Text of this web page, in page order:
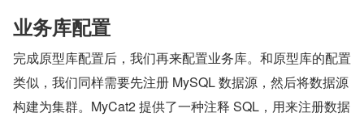
业务库配置
完成原型库配置后，我们再来配置业务库。和原型库的配置
类似，我们同样需要先注册 MySQL 数据源，然后将数据源
构建为集群。MyCat2 提供了一种注释 SQL，用来注册数据